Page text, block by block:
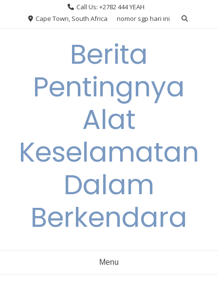
Call Us: +2782 444 YEAH
Cape Town, South Africa
nomor sgp hari ini
Berita
Pentingnya
Alat
Keselamatan
Dalam
Berkendara
Menu